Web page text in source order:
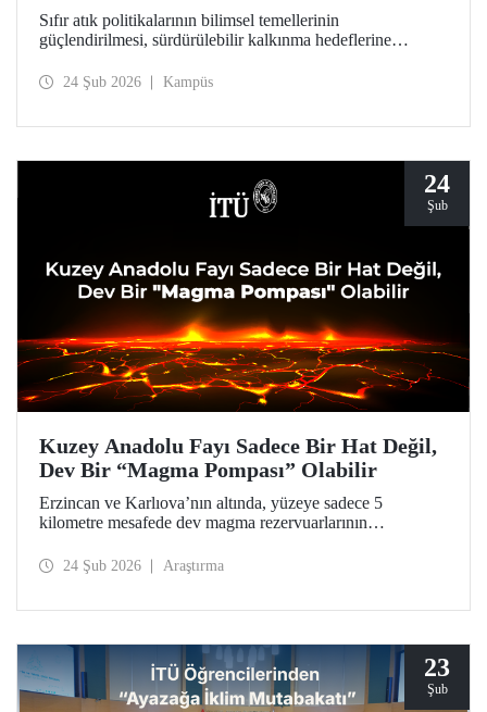
Sıfır atık politikalarının bilimsel temellerinin
güçlendirilmesi, sürdürülebilir kalkınma hedeflerine
amacıyla kapılarını açmaya hazırlanan Sıfır Atık Enstitüsü
24 Şub 2026 Kampüs
24
Şub
Kuzey Anadolu Fayı Sadece Bir Hat Değil,
Dev Bir “Magma Pompası” Olabilir
Erzincan ve Karlıova’nın altında, yüzeye sadece 5
kilometre mesafede dev magma rezervuarlarının
ezber bozucu bulgularıyla doğal afetlerden kaynaklanan
24 Şub 2026 Araştırma
23
Şub